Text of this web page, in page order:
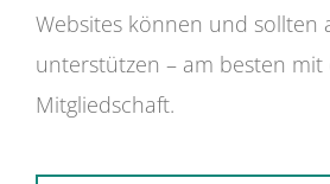
Websites können und sollten
unterstützen – am besten mit
Mitgliedschaft.